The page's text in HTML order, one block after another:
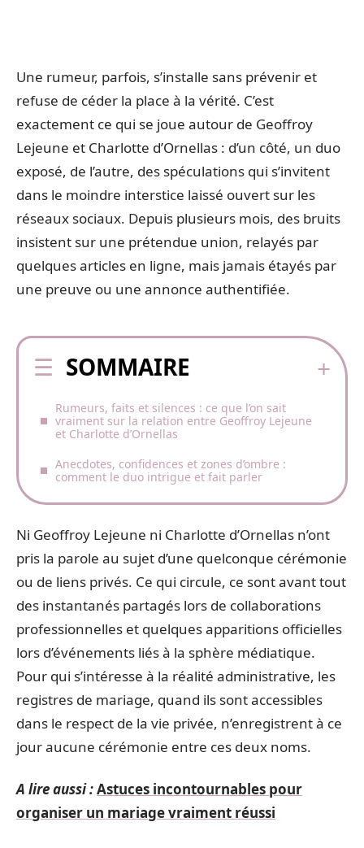
Une rumeur, parfois, s’installe sans prévenir et
refuse de céder la place à la vérité. C’est
exactement ce qui se joue autour de Geoffroy
Lejeune et Charlotte d’Ornellas : d’un côté, un duo
exposé, de l’autre, des spéculations qui s’invitent
dans le moindre interstice laissé ouvert sur les
réseaux sociaux. Depuis plusieurs mois, des bruits
insistent sur une prétendue union, relayés par
quelques articles en ligne, mais jamais étayés par
une preuve ou une annonce authentifiée.
SOMMAIRE
Rumeurs, faits et silences : ce que l’on sait
vraiment sur la relation entre Geoffroy Lejeune
et Charlotte d’Ornellas
Anecdotes, confidences et zones d’ombre :
comment le duo intrigue et fait parler
Ni Geoffroy Lejeune ni Charlotte d’Ornellas n’ont
pris la parole au sujet d’une quelconque cérémonie
ou de liens privés. Ce qui circule, ce sont avant tout
des instantanés partagés lors de collaborations
professionnelles et quelques apparitions officielles
lors d’événements liés à la sphère médiatique.
Pour qui s’intéresse à la réalité administrative, les
registres de mariage, quand ils sont accessibles
dans le respect de la vie privée, n’enregistrent à ce
jour aucune cérémonie entre ces deux noms.
A lire aussi :Astuces incontournables pour
organiser un mariage vraiment réussi